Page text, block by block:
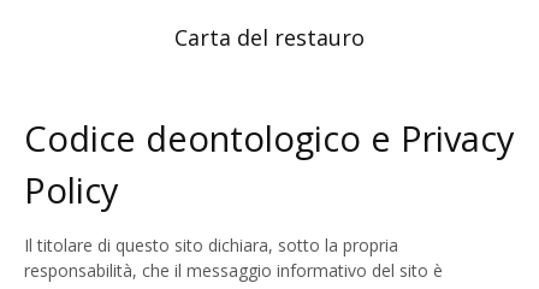
Carta del restauro
Codice deontologico e Privacy
Policy
Il titolare di questo sito dichiara, sotto la propria
responsabilità, che il messaggio informativo del sito è